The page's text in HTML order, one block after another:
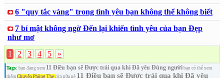
6 "quy tắc vàng" trong tình yêu bạn không thể không biết
7 bí mật không ngờ Đến lại khiến tình yêu của bạn Đẹp
như mơ
1
2 3 4 5 »
Tags: bạn đang xem 11 Điều bạn sẽ Được trải qua khi Đã yêu Đúng người bạn có thể xem
thêm Chuyện Phòng The còn nữa nè 11 Điều bạn sẽ Được trải qua khi Đã yêu